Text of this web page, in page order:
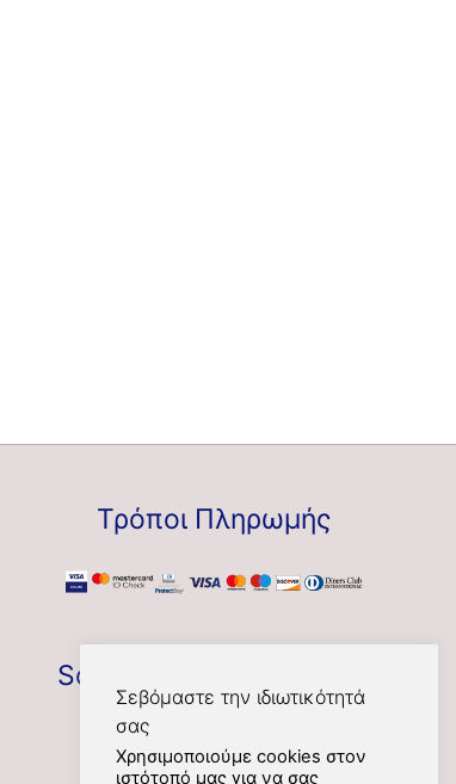
Τρόποι Πληρωμής
Social
Σεβόμαστε την ιδιωτικότητά
σας
Χρησιμοποιούμε cookies στον
ιστότοπό μας για να σας